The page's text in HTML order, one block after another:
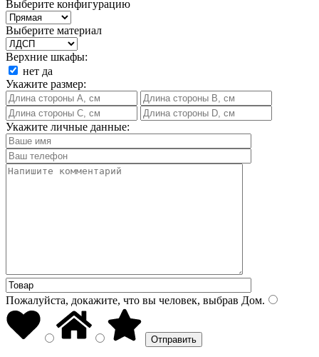
Выберите конфигурацию
Выберите материал
Верхние шкафы:
нет да
Укажите размер:
Укажите личные данные:
Пожалуйста, докажите, что вы человек, выбрав Дом.